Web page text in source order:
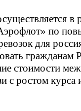
в
по
для
гражданам
стоимости
с ростом